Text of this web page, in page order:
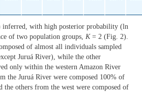
inferred, with high posterior probability (ln
of two population groups, K= 2 (Fig. 2).
of almost all individuals sampled
Juruá River), while the other
only within the western Amazon River
the Juruá River were composed 100% of
the others from the west were composed of